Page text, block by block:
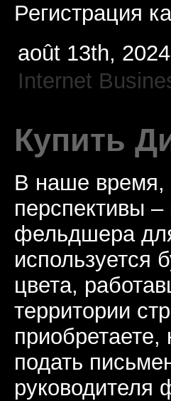
Регистрация
août 13th,
Internet
Купить
В наше время,
перспективы
фельдшера
используется
цвета,
территории
подать
руководителя